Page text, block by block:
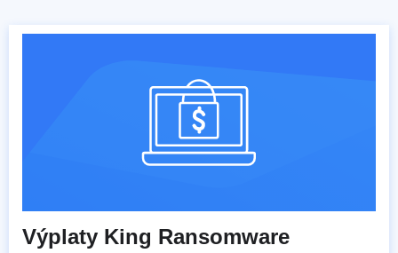
Výplaty King Ransomware